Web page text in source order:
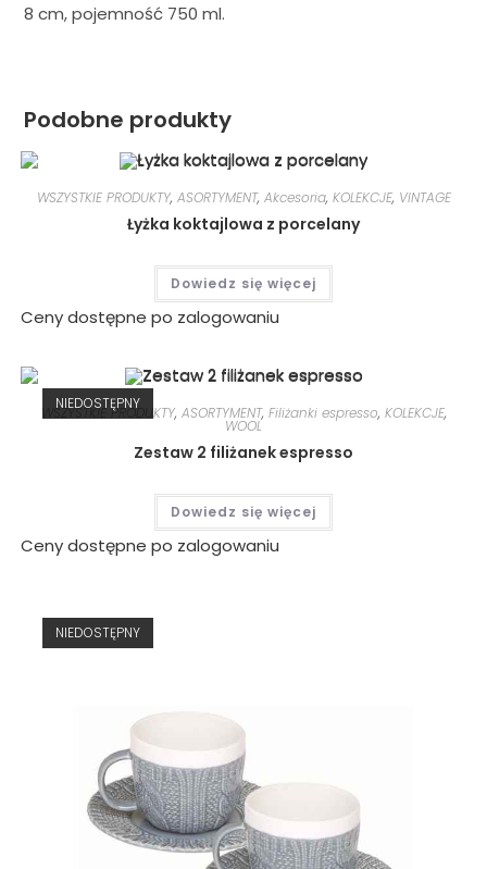
8 cm, pojemność 750 ml.
Podobne produkty
WSZYSTKIE PRODUKTY, ASORTYMENT, Akcesoria, KOLEKCJE, VINTAGE
Łyżka koktajlowa z porcelany
Dowiedz się więcej
Ceny dostępne po zalogowaniu
NIEDOSTĘPNY
WSZYSTKIE PRODUKTY, ASORTYMENT, Filiżanki espresso, KOLEKCJE,
WOOL
Zestaw 2 filiżanek espresso
Dowiedz się więcej
Ceny dostępne po zalogowaniu
NIEDOSTĘPNY